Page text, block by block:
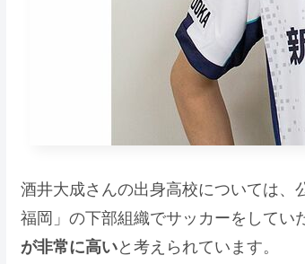
酒井大成さんの出身高校については、
福岡」の下部組織でサッカーをしてい
が非常に高いと考えられています。